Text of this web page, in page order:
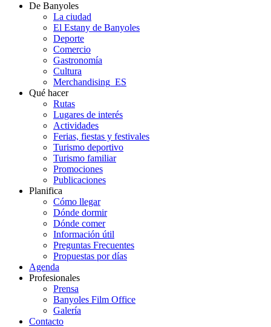
De Banyoles
La ciudad
El Estany de Banyoles
Deporte
Comercio
Gastronomía
Cultura
Merchandising_ES
Qué hacer
Rutas
Lugares de interés
Actividades
Ferias, fiestas y festivales
Turismo deportivo
Turismo familiar
Promociones
Publicaciones
Planifica
Cómo llegar
Dónde dormir
Dónde comer
Información útil
Preguntas Frecuentes
Propuestas por días
Agenda
Profesionales
Prensa
Banyoles Film Office
Galería
Contacto